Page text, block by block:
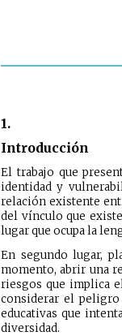
1.
Introducción
El trabajo que
identidad y
relación existente
del vínculo que
lugar que ocupa la
En segundo lugar,
momento, abrir una
riesgos que implica
considerar el
educativas que
diversidad.